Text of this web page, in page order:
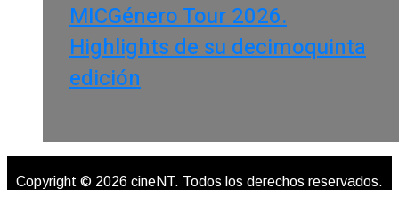
MICGénero Tour 2026.
Highlights de su decimoquinta
edición
Copyright © 2026 cineNT. Todos los derechos reservados.